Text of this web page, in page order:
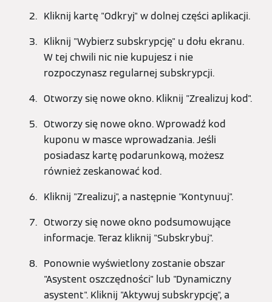
Kliknij kartę "Odkryj" w dolnej części aplikacji.
Kliknij "Wybierz subskrypcję" u dołu ekranu.
W tej chwili nic nie kupujesz i nie
rozpoczynasz regularnej subskrypcji.
Otworzy się nowe okno. Kliknij "Zrealizuj kod".
Otworzy się nowe okno. Wprowadź kod
kuponu w masce wprowadzania. Jeśli
posiadasz kartę podarunkową, możesz
również zeskanować kod.
Kliknij "Zrealizuj", a następnie "Kontynuuj".
Otworzy się nowe okno podsumowujące
informacje. Teraz kliknij "Subskrybuj".
Ponownie wyświetlony zostanie obszar
"Asystent oszczędności" lub "Dynamiczny
asystent". Kliknij "Aktywuj subskrypcję", a